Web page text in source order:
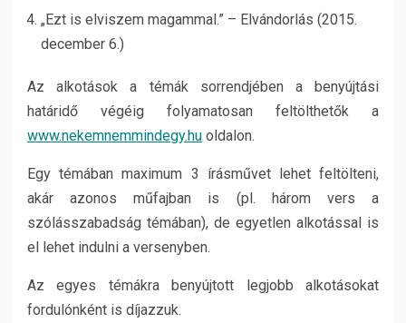
„Ezt is elviszem magammal.” – Elvándorlás (2015.
december 6.)
Az alkotások a témák sorrendjében a benyújtási
határidő végéig folyamatosan feltölthetők a
www.nekemnemmindegy.hu oldalon.
Egy témában maximum 3 írásművet lehet feltölteni,
akár azonos műfajban is (pl. három vers a
szólásszabadság témában), de egyetlen alkotással is
el lehet indulni a versenyben.
Az egyes témákra benyújtott legjobb alkotásokat
fordulónként is díjazzuk.